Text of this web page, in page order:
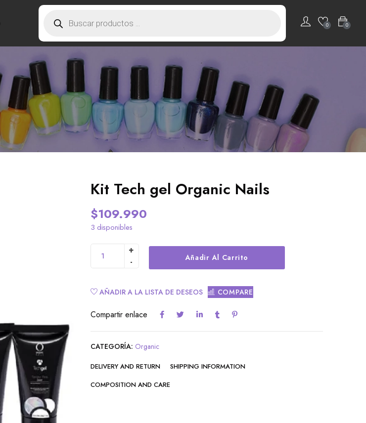
0
0
Kit Tech gel Organic Nails
$109.990
3 disponibles
Añadir Al Carrito
AÑADIR A LA LISTA DE DESEOS COMPARE
Compartir enlace
CATEGORÍA: Organic
DELIVERY AND RETURN
SHIPPING INFORMATION
COMPOSITION AND CARE